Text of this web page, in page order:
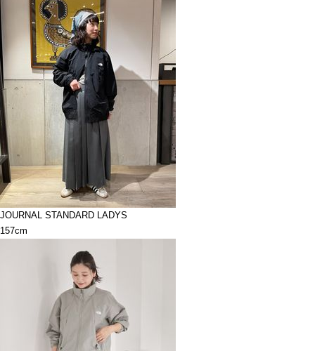
JOURNAL STANDARD LADYS
157cm